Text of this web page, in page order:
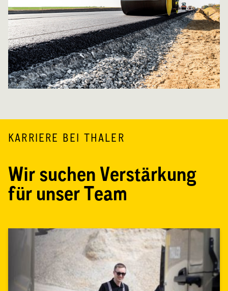
KARRIERE BEI THALER
Wir suchen Verstärkung
für unser Team